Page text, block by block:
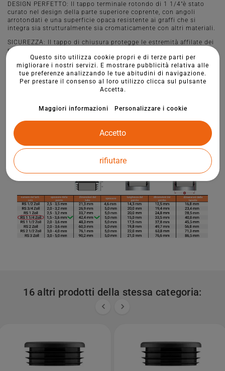
DESIGN PERFETTO: Il tappo terminale rotondo di 1 1/4"è stato
curato nel design della parte superiore coprente, con angoli
arrotondati e una superficie opaca resistente ai graffi che si
integra sia strutturalmente sia cromaticamente con altri materiali.
SICUREZZA: Il tappo di chiusura protegge le estremità affilate dei
profili rotondi di X mm, fornendo una barriera di sicurezza contro
i danneggiamenti. I tappi agevolano lo spostamento dei mobili e
proteggono il pavimento da graffi. Si consiglia l'applicazione
facoltativa del tappo su superfici morbide con feltro o gomma
antiscivolo.
semplice e stabile senza l'uso di adesivi, è sufficiente premere o
colpire per inserirlo. Sono ideali per strutture di profili in acciaio,
alluminio e plastica, sistemi di recinzione, macchinari,
attrezzature, mobili, attrezzature da parco giochi e altri elementi
di arredo per giardini.
16 altri prodotti della stessa categoria:
 
Questo sito utilizza cookie propri e di terze parti per
migliorare i nostri servizi. E mostrare pubblicità relativa alle
tue preferenze analizzando le tue abitudini di navigazione.
Per prestare il consenso al loro utilizzo clicca sul pulsante
Accetta.
Maggiori informazioni Personalizzare i cookie
rifiutare
Accetto